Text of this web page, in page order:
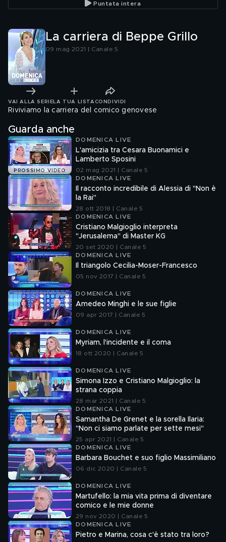
ripetute"
Puntata intera
La carriera di Beppe Grillo
09 mag 2021 | Canale 5
VAI ALLA SERIE LA TUA LISTA CONDIVIDI
Riviviamo la carriera del comico genovese
Guarda anche
PROSSIMO VIDEO
DOMENICA LIVE
L'amicizia tra Cesara Buonamici e
Lamberto Sposini
02 mag 2021 | Canale 5
DOMENICA LIVE
Il racconto incredibile di Alessia di "Non è
la Rai"
28 ott 2018 | Canale 5
DOMENICA LIVE
Cristiano Malgioglio interpreta
"Jerusalema" di Master KG
20 set 2020 | Canale 5
DOMENICA LIVE
Il triangolo Cecilia-Moser-Francesco
05 nov 2017 | Canale 5
DOMENICA LIVE
Amedeo Minghi e le sue figlie
09 apr 2017 | Canale 5
DOMENICA LIVE
Myriam, l'incidente e il coma
18 ott 2020 | Canale 5
DOMENICA LIVE
Simona Izzo e Cristiano Malgioglio: la
strana coppia
28 mar 2021 | Canale 5
DOMENICA LIVE
Samantha De Grenet e la sorella Ilaria:
"Non ci siamo parlate per sette mesi"
25 apr 2021 | Canale 5
DOMENICA LIVE
Barbara Bouchet e suo figlio Massimiliano
06 dic 2020 | Canale 5
DOMENICA LIVE
Martufello: la mia vita prima di diventare
comico e le mie donne
29 nov 2020 | Canale 5
DOMENICA LIVE
Pietro e Marina, cosa c'è stato tra loro?